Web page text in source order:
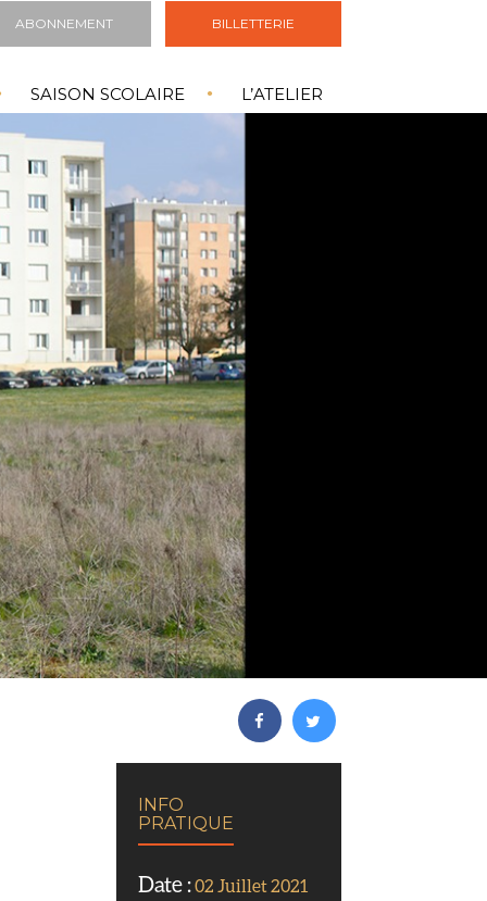
ABONNEMENT BILLETTERIE
SAISON SCOLAIRE L’ATELIER
INFO
PRATIQUE
Date :02 Juillet 2021